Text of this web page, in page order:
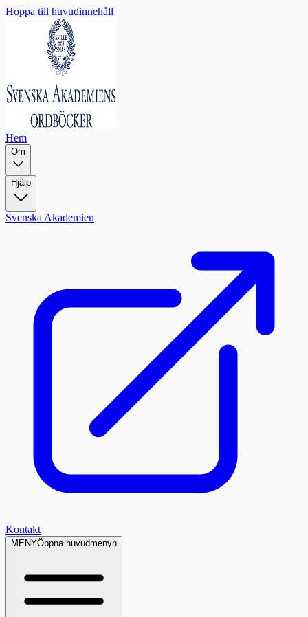
Hoppa till huvudinnehåll
Hem
Om
Hjälp
Svenska Akademien
Kontakt
MENYÖppna huvudmenyn